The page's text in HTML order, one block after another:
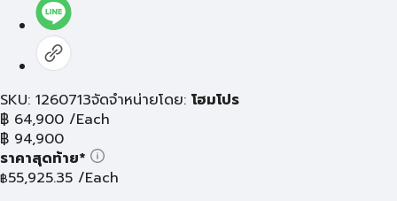
SKU: 1260713จัดจำหน่ายโดย: โฮมโปร
฿ 64,900 /Each
฿ 94,900
ราคาสุดท้าย*
฿55,925.35 /Each